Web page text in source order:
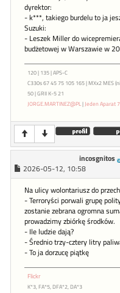
dyrektor:
- k***, takiego burdelu to ja
Suzuki:
- Leszek Miller do
budżetowej w Warszawie w
120 | 135 | APS-C
C330s 67 45 75 105 165 | MXx2 MES
50 | GRII K-5 21
JORGE.MARTINEZ@PL| Jeden Aparat
incosgnitos
2026-05-12, 10:58
Na ulicy wolontariusz do
- Terroryści porwali grupę
zostanie zebrana ogromna
prowadzimy zbiórkę środków.
- Ile ludzie dają?
- Średnio trzy-cztery litry
- To ja dorzucę piątkę
Flickr
K*3, FA*5, DFA*2, DA*3